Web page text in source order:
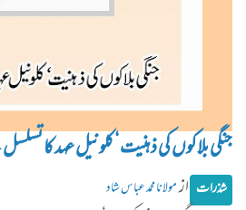
جنگی بلاکوں کی ذہنیت‘ کلونیل عہد کا
شذرات ازمولانا محمد عباس شاد